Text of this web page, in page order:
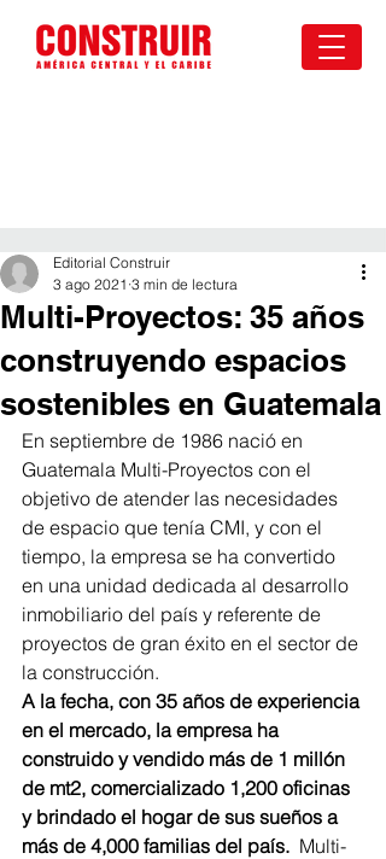
Multi-Proyectos: 35 años
construyendo espacios
sostenibles en Guatemala
Editorial Construir
3 ago 2021 3 min de lectura
En septiembre de 1986 nació en
Guatemala Multi-Proyectos con el
objetivo de atender las necesidades
de espacio que tenía CMI, y con el
tiempo, la empresa se ha convertido
en una unidad dedicada al desarrollo
inmobiliario del país y referente de
proyectos de gran éxito en el sector de
la construcción.
A la fecha, con 35 años de experiencia
en el mercado, la empresa ha
construido y vendido más de 1 millón
de mt2, comercializado 1,200 oficinas
y brindado el hogar de sus sueños a
más de 4,000 familias del país. Multi-